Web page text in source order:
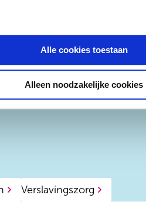
Alle cookies toestaan
Alleen noodzakelijke cookies
Verslavingszorg